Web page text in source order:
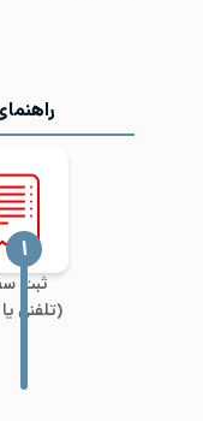
ثبت
(تلفنی
‍۱